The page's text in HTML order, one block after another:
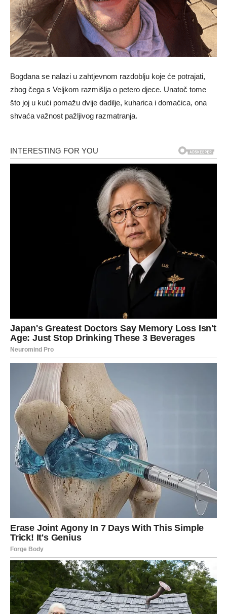
Bogdana se nalazi u zahtjevnom razdoblju koje će potrajati,
zbog čega s Veljkom razmišlja o petero djece. Unatoč tome
što joj u kući pomažu dvije dadilje, kuharica i domaćica, ona
shvaća važnost pažljivog razmatranja.